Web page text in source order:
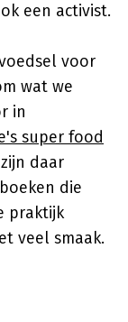
een activist.
voor
wat we
in
super food
zijn daar
die
praktijk
veel smaak.